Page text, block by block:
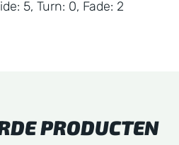
5, Turn: 0, Fade: 2
PRODUCTEN